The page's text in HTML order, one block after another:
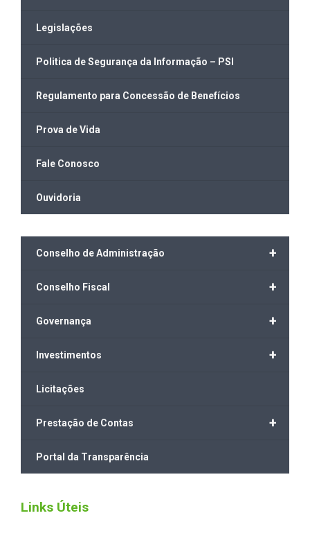
Legislações
Politica de Segurança da Informação – PSI
Regulamento para Concessão de Benefícios
Prova de Vida
Fale Conosco
Ouvidoria
+
Conselho de Administração
+
Conselho Fiscal
+
Governança
+
Investimentos
Licitações
+
Prestação de Contas
Portal da Transparência
Links Úteis